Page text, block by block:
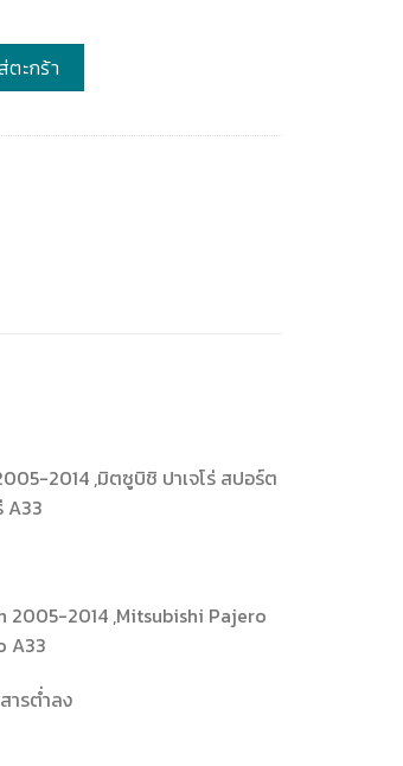
ตะกร้า
2014 ,มิตซูบิชิ ปาเจโร่ สปอร์ต
A33
2005-2014 ,Mitsubishi Pajero
A33
ารต่ำลง